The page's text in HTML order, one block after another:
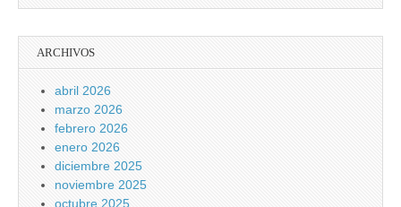
ARCHIVOS
abril 2026
marzo 2026
febrero 2026
enero 2026
diciembre 2025
noviembre 2025
octubre 2025